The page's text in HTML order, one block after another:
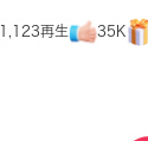
1,123再生 35K